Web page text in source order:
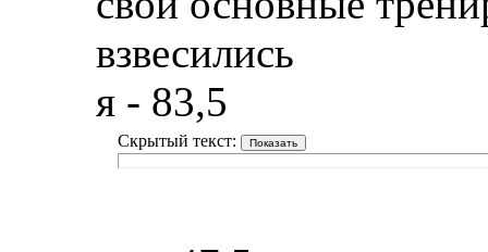
взвесились
я - 83,5
Скрытый текст: